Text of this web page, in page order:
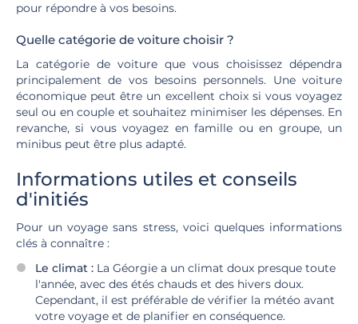
pour répondre à vos besoins.
Quelle catégorie de voiture choisir ?
La catégorie de voiture que vous choisissez dépendra
principalement de vos besoins personnels. Une voiture
économique peut être un excellent choix si vous voyagez
seul ou en couple et souhaitez minimiser les dépenses. En
revanche, si vous voyagez en famille ou en groupe, un
minibus peut être plus adapté.
Informations utiles et conseils
d'initiés
Pour un voyage sans stress, voici quelques informations
clés à connaître :
Le climat : La Géorgie a un climat doux presque toute
l'année, avec des étés chauds et des hivers doux.
Cependant, il est préférable de vérifier la météo avant
votre voyage et de planifier en conséquence.